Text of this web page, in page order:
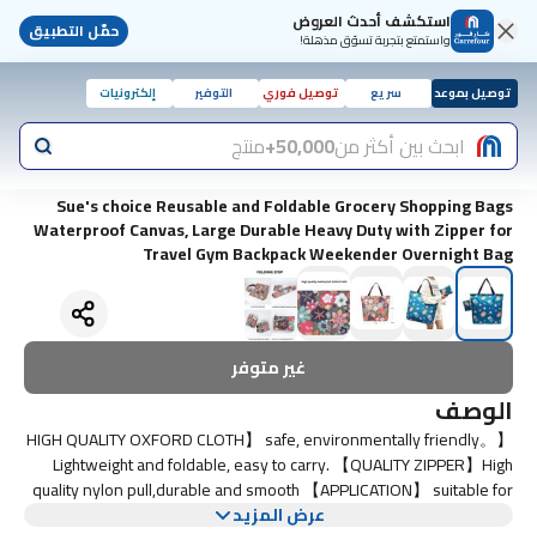
استكشف أحدث العروض
واستمتع بتجربة تسوّق مذهلة! حمّل التطبيق
توصيل بموعد سريع توصيل فوري التوفير إلكترونيات
ابحث بين أكثر من50,000+ منتج
Sue's choice Reusable and Foldable Grocery Shopping Bags
Waterproof Canvas, Large Durable Heavy Duty with Zipper for
Travel Gym Backpack Weekender Overnight Bag
غير متوفر
الوصف
【HIGH QUALITY OXFORD CLOTH】 safe, environmentally friendly。
Lightweight and foldable, easy to carry. 【QUALITY ZIPPER】High
quality nylon pull,durable and smooth 【APPLICATION】 suitable for
daily casual collocation. Ideal for beach, work, gym, shopping, picnic,
عرض المزيد